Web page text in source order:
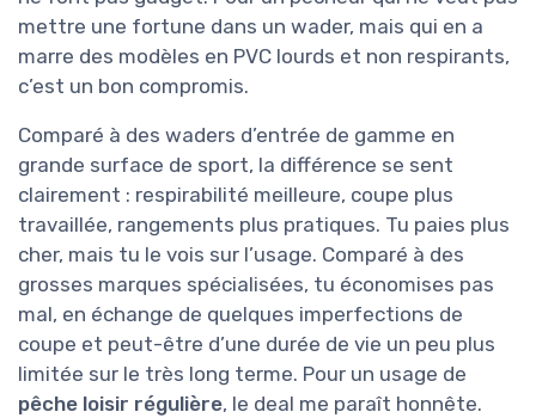
mettre une fortune dans un wader, mais qui en a
marre des modèles en PVC lourds et non respirants,
c’est un bon compromis.
Comparé à des waders d’entrée de gamme en
grande surface de sport, la différence se sent
clairement : respirabilité meilleure, coupe plus
travaillée, rangements plus pratiques. Tu paies plus
cher, mais tu le vois sur l’usage. Comparé à des
grosses marques spécialisées, tu économises pas
mal, en échange de quelques imperfections de
coupe et peut-être d’une durée de vie un peu plus
limitée sur le très long terme. Pour un usage de
pêche loisir régulière, le deal me paraît honnête.